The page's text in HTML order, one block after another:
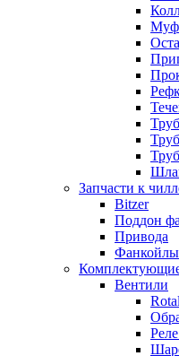
Запчасти к
Bitzer
Поддон
Привода
Фанкойлы
Вентили